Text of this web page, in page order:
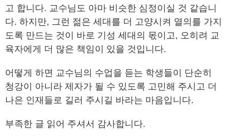
고 합니다. 교수님도 아마 비슷한 심정이실 것 같습니
다. 하지만, 그런 젊은 세대를 더 고양시켜 열의를 가지
도록 만드는 것이 바로 기성 세대의 몫이고, 오히려 교
육자에게 더 많은 책임이 있을 것입니다.
어떻게 하면 교수님의 수업을 듣는 학생들이 단순히
청강이 아니라 제자가 될 수 있도록 고민해 주시고 더
나은 인재들로 길러 주시길 바라는 마음입니다.
부족한 글 읽어 주셔서 감사합니다.